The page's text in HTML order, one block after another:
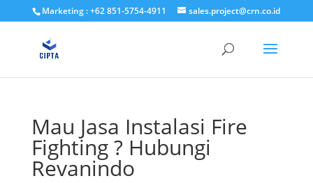
Marketing : +62 851-5754-4911 sales.project@crn.co.id
Mau Jasa Instalasi Fire
Fighting ? Hubungi
Revanindo